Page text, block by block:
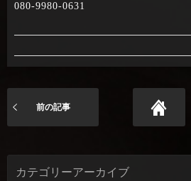
080-9980-0631
前の記事